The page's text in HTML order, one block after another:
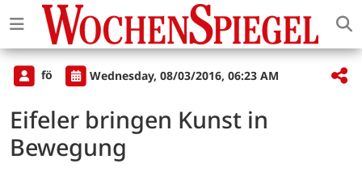
fö Wednesday, 08/03/2016, 06:23 AM
Eifeler bringen Kunst in
Bewegung